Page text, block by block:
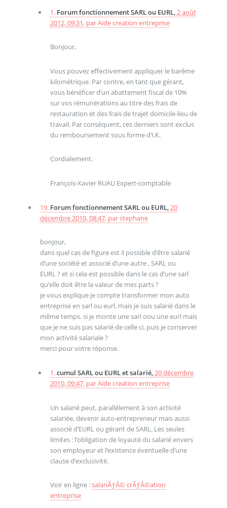
1. Forum fonctionnement SARL ou EURL, 2 août
2012, 09:31, parAide creation entreprise
Bonjour,
Vous pouvez effectivement appliquer le barême
kilométrique. Par contre, en tant que gérant,
vous bénéficer d’un abattement fiscal de 10%
sur vos rémunérations au titre des frais de
restauration et des frais de trajet domicile-lieu de
travail. Par conséquent, ces derniers sont exclus
du remboursement sous forme d’I.K.
Cordialement.
François-Xavier RUAU Expert-comptable
19. Forum fonctionnement SARL ou EURL,20
décembre 2010, 08:47, parstephane
bonjour,
dans quel cas de figure est il possible d’être salarié
d’une société et associé d’une autre , SARL ou
EURL ? et si cela est possible dans le cas d’une sarl
qu’elle doit être la valeur de mes parts ?
je vous explique je compte transformer mon auto
entreprise en sarl ou eurl, mais je suis salarié dans le
même temps. si je monte une sarl oou une eurl mais
que je ne suis pas salarié de celle ci, puis je conserver
mon activité salariale ?
merci pour votre réponse.
1.cumul SARL ou EURL et salarié,20 décembre
2010, 09:47, parAide creation entreprise
Un salarié peut, parallèlement à son activité
salariée, devenir auto-entrepreneur mais aussi
associé d’EURL ou gérant de SARL. Les seules
limites : l’obligation de loyauté du salarié envers
son employeur et l’existence éventuelle d’une
clause d’exclusivité.
Voir en ligne :salariÃƒÂ© crÃƒÂ©ation
entreprise